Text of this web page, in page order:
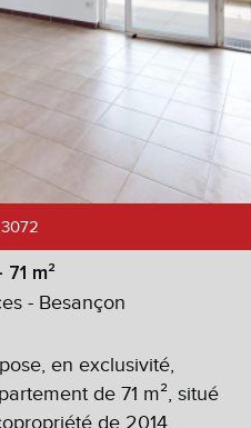
3072
m²
- Besançon
en exclusivité,
de 71 m², situé
de 2014,